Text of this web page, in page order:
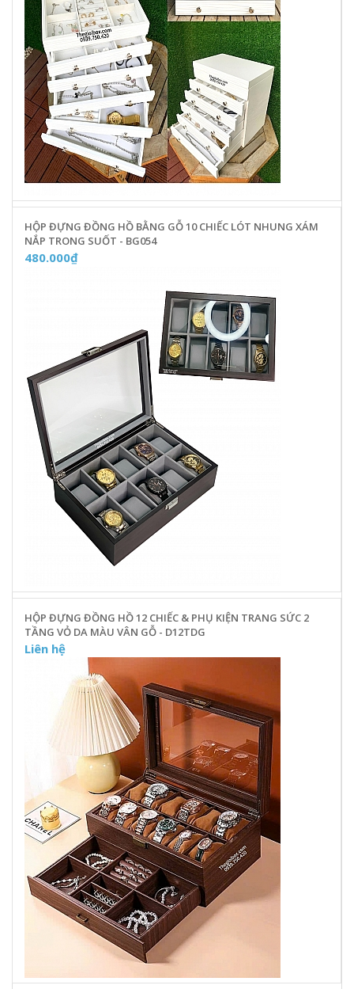
HỘP ĐỰNG ĐỒNG HỒ BẰNG GỖ 10 CHIẾC LÓT NHUNG XÁM
NẮP TRONG SUỐT - BG054
480.000₫
HỘP ĐỰNG ĐỒNG HỒ 12 CHIẾC & PHỤ KIỆN TRANG SỨC 2
TẦNG VỎ DA MÀU VÂN GỖ - D12TDG
Liên hệ